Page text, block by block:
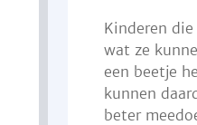
Kinderen
wat ze
een beetje
kunnen
beter